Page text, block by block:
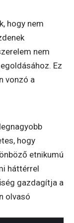
hogy nem
nem
Ez
vonzó a
hogy
etnikumú
háttérrel
gazdagítja a
olvasó